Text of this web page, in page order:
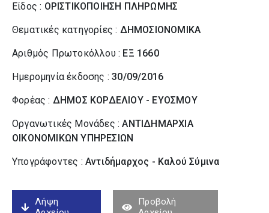
Είδος : ΟΡΙΣΤΙΚΟΠΟΙΗΣΗ ΠΛΗΡΩΜΗΣ
Θεματικές κατηγορίες : ΔΗΜΟΣΙΟΝΟΜΙΚΑ
Αριθμός Πρωτοκόλλου : ΕΞ 1660
Ημερομηνία έκδοσης :30/09/2016
Φορέας : ΔΗΜΟΣ ΚΟΡΔΕΛΙΟΥ - ΕΥΟΣΜΟΥ
Οργανωτικές Μονάδες :ΑΝΤΙΔΗΜΑΡΧΙΑ
ΟΙΚΟΝΟΜΙΚΩΝ ΥΠΗΡΕΣΙΩΝ
Υπογράφοντες : Αντιδήμαρχος - Καλού Σύµινα
Λήψη
Προβολή